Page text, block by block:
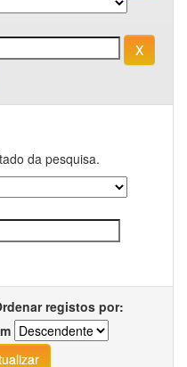
da pesquisa.
registos por: